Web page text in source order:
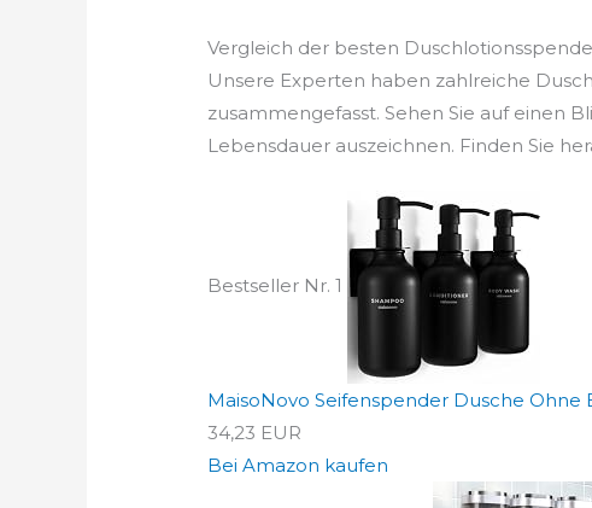
Vergleich der besten
Unsere Experten haben zahlreiche
zusammengefasst. Sehen Sie auf einen
Lebensdauer auszeichnen. Finden Sie
Bestseller Nr. 1
MaisoNovo Seifenspender Dusche Ohne
34,23 EUR
Bei Amazon kaufen